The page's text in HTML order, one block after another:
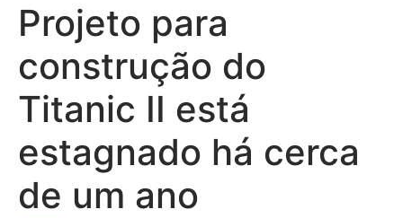
Projeto para
construção do
Titanic II está
estagnado há cerca
de um ano